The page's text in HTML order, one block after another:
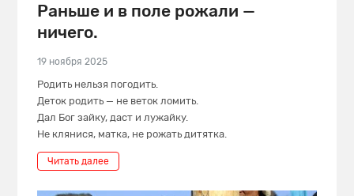
Раньше и в поле рожали —
ничего.
19 ноября 2025
Родить нельзя погодить.
Деток родить — не веток ломить.
Дал Бог зайку, даст и лужайку.
Не клянися, матка, не рожать дитятка.
Читать далее